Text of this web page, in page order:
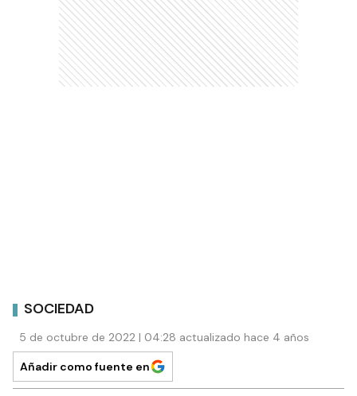
SOCIEDAD
5 de octubre de 2022 | 04:28 actualizado hace 4 años
Añadir como fuente en